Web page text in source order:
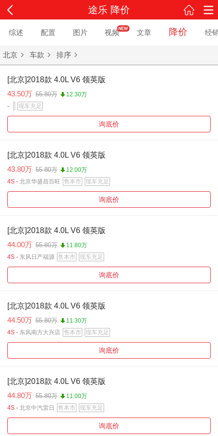
途乐 降价
综述 配置 图片 视频 文章 降价 经
北京 车款 排序
[北京]2018款 4.0L V6 领英版
43.50万 55.80万
12.30万
-
现车充足
询底价
[北京]2018款 4.0L V6 领英版
43.80万 55.80万
12.00万
4S - 北京华盛昌百旺 售本市 现车充足
询底价
[北京]2018款 4.0L V6 领英版
44.00万 55.80万
11.80万
4S - 东风日产福源 售本市 现车充足
询底价
[北京]2018款 4.0L V6 领英版
44.50万 55.80万
11.30万
4S - 东风南方大兴店 售本市 现车充足
询底价
[北京]2018款 4.0L V6 领英版
44.80万 55.80万
11.00万
4S - 北京中汽雷日 售本市 现车充足
询底价